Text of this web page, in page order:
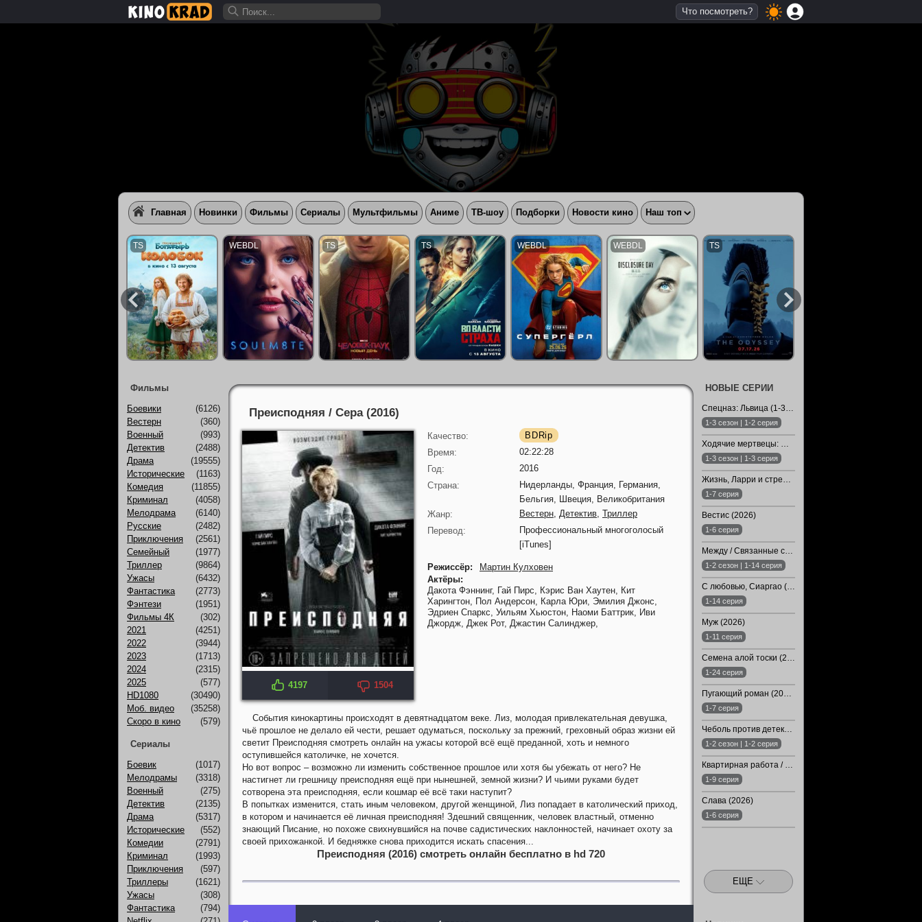
Преисподняя / Сера (2016)
IMDB: 7.0 KP: 7.1
4197 1504
Качество:
BDRip
Время:
02:22:28
Год:
2016
Страна:
Нидерланды, Франция, Германия,
Бельгия, Швеция, Великобритания
Жанр:
Вестерн, Детектив, Триллер
Перевод:
Профессиональный многоголосый
[iTunes]
Режиссёр:
Мартин Кулховен
Актёры:
Дакота Фэннинг, Гай Пирс, Кэрис Ван Хаутен, Кит
Харингтон, Пол Андерсон, Карла Юри, Эмилия Джонс,
Эдриен Спаркс, Уильям Хьюстон, Наоми Баттрик, Иви
Джордж, Джек Рот, Джастин Салинджер,
События кинокартины происходят в девятнадцатом веке. Лиз, молодая привлекательная девушка,
чьё прошлое не делало ей чести, решает одуматься, поскольку за прежний, греховный образ жизни ей
светит Преисподняя смотреть онлайн на ужасы которой всё ещё преданной, хоть и немного
оступившейся католичке, не хочется.
Но вот вопрос – возможно ли изменить собственное прошлое или хотя бы убежать от него? Не
настигнет ли грешницу преисподняя ещё при нынешней, земной жизни? И чьими руками будет
сотворена эта преисподняя, если кошмар её всё таки наступит?
В попытках изменится, стать иным человеком, другой женщиной, Лиз попадает в католический приход,
в котором и начинается её личная преисподняя! Здешний священник, человек властный, отменно
знающий Писание, но похоже свихнувшийся на почве садистических наклонностей, начинает охоту за
своей прихожанкой. И бедняжке снова приходится искать спасения...
Преисподняя (2016) смотреть онлайн бесплатно в hd 720
Фильмы
Боевики
(6126)
Вестерн
(360)
Военный
(993)
Детектив
(2488)
Драма
(19555)
Исторические
(1163)
Комедия
(11855)
Криминал
(4058)
Мелодрама
(6140)
Русские
(2482)
Приключения
(2561)
Семейный
(1977)
Триллер
(9864)
Ужасы
(6432)
Фантастика
(2773)
Фэнтези
(1951)
Фильмы 4К
(302)
2021
(4251)
2022
(3944)
2023
(1713)
2024
(2315)
2025
(577)
HD1080
(30490)
Моб. видео
(35258)
Скоро в кино
(579)
Сериалы
Боевик
(1017)
Мелодрамы
(3318)
Военный
(275)
Детектив
(2135)
Драма
(5317)
Исторические
(552)
Комедии
(2791)
Криминал
(1993)
Приключения
(597)
Триллеры
(1621)
Ужасы
(308)
Фантастика
(794)
НОВЫЕ СЕРИИ
Спецназ: Львица (1-3 Сезон)
1-3 сезон | 1-2 серия
Ходячие мертвецы: Мертвый город (1-3 Сезон)
1-3 сезон | 1-3 серия
Жизнь, Ларри и стремление к несчастью: Почти история Америки (2026)
1-7 серия
Вестис (2026)
1-6 серия
Между / Связанные судьбой / Арафта (1-2 Сезон)
1-2 сезон | 1-14 серия
С любовью, Сиаргао (2026)
1-14 серия
Муж (2026)
1-11 серия
Семена алой тоски (2026)
1-24 серия
Пугающий роман (2026)
1-7 серия
Чеболь против детектива (1-2 Сезон)
1-2 сезон | 1-2 серия
Квартирная работа / Квартира (2026)
1-9 серия
Слава (2026)
1-6 серия
ЕЩЕ
Главная Новинки Фильмы Сериалы Мультфильмы Аниме ТВ-шоу Подборки Новости кино Наш топ
Что посмотреть?